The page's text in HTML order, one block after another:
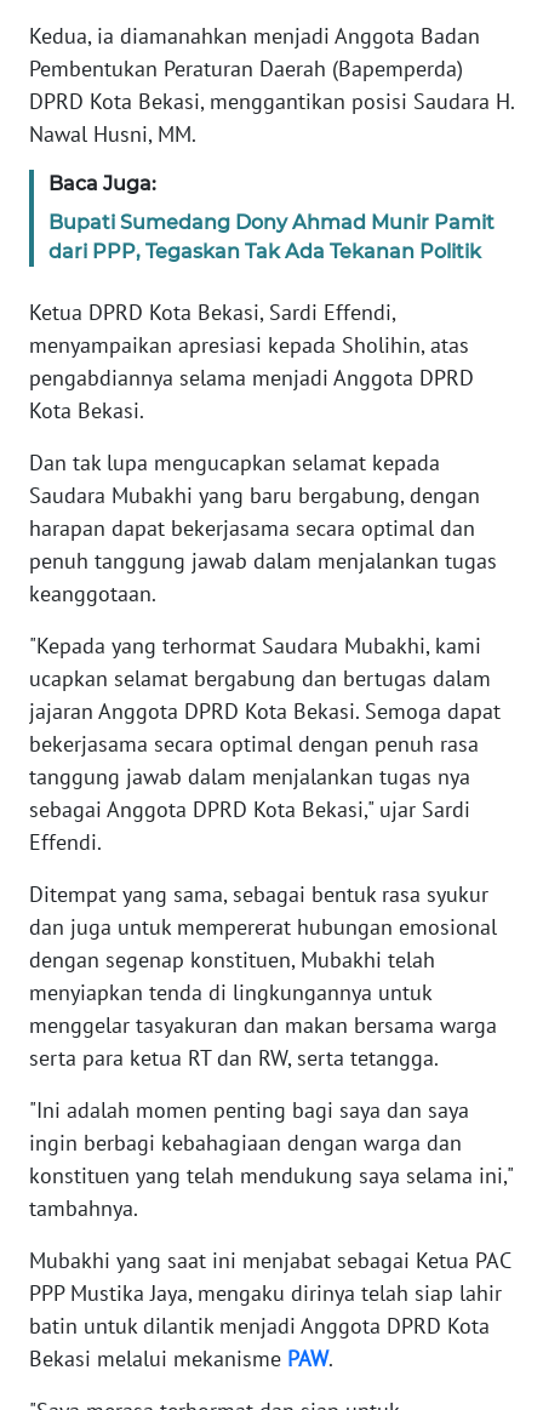
Kedua, ia diamanahkan menjadi Anggota Badan
Pembentukan Peraturan Daerah (Bapemperda)
DPRD Kota Bekasi, menggantikan posisi Saudara H.
Nawal Husni, MM.
Baca Juga:
Bupati Sumedang Dony Ahmad Munir Pamit
dari PPP, Tegaskan Tak Ada Tekanan Politik
Ketua DPRD Kota Bekasi, Sardi Effendi,
menyampaikan apresiasi kepada Sholihin, atas
pengabdiannya selama menjadi Anggota DPRD
Kota Bekasi.
Dan tak lupa mengucapkan selamat kepada
Saudara Mubakhi yang baru bergabung, dengan
harapan dapat bekerjasama secara optimal dan
penuh tanggung jawab dalam menjalankan tugas
keanggotaan.
"Kepada yang terhormat Saudara Mubakhi, kami
ucapkan selamat bergabung dan bertugas dalam
jajaran Anggota DPRD Kota Bekasi. Semoga dapat
bekerjasama secara optimal dengan penuh rasa
tanggung jawab dalam menjalankan tugas nya
sebagai Anggota DPRD Kota Bekasi," ujar Sardi
Effendi.
Ditempat yang sama, sebagai bentuk rasa syukur
dan juga untuk mempererat hubungan emosional
dengan segenap konstituen, Mubakhi telah
menyiapkan tenda di lingkungannya untuk
menggelar tasyakuran dan makan bersama warga
serta para ketua RT dan RW, serta tetangga.
"Ini adalah momen penting bagi saya dan saya
ingin berbagi kebahagiaan dengan warga dan
konstituen yang telah mendukung saya selama ini,"
tambahnya.
Mubakhi yang saat ini menjabat sebagai Ketua PAC
PPP Mustika Jaya, mengaku dirinya telah siap lahir
batin untuk dilantik menjadi Anggota DPRD Kota
Bekasi melalui mekanisme PAW.
WN
SULTRA
NTB
SULTENG
SULBAR
WN
BABEL
SUMBAR
WN
SUMSEL
WN
BENGKULU
WN
LAMPUNG
WN
WN
NUSANTARA
WN
JOGJA
WN
JATIM
WN
BALI
WN
KALBAR
KALTENG